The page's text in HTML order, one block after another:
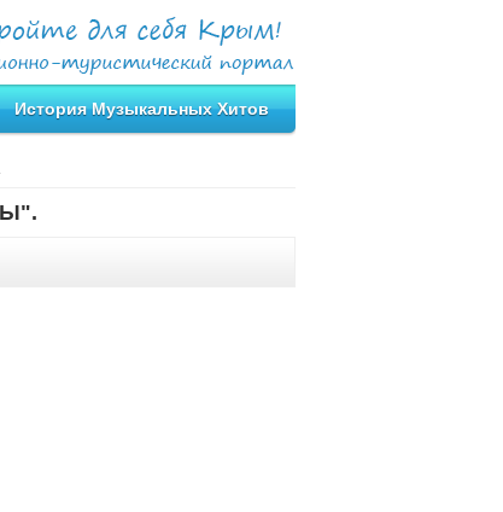
История Музыкальных Хитов